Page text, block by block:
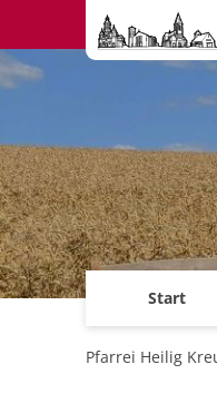
Zum Inhalt springen
Start
Pfarrei Heilig